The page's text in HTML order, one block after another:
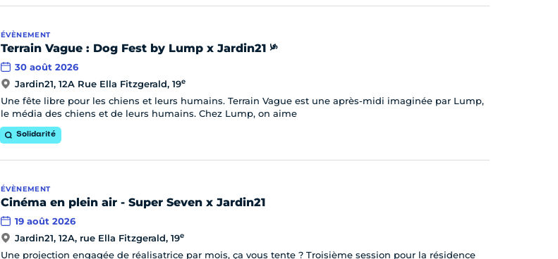
ÉVÈNEMENT
Terrain Vague : Dog Fest by Lump x Jardin21 ༯
30 août 2026
Jardin21, 12A Rue Ella Fitzgerald, 19e
Une fête libre pour les chiens et leurs humains. Terrain Vague est une après-midi imaginée par Lump,
le média des chiens et de leurs humains. Chez Lump, on aime
Solidarité
ÉVÈNEMENT
Cinéma en plein air - Super Seven x Jardin21
19 août 2026
Jardin21, 12A, rue Ella Fitzgerald, 19e
Une projection engagée de réalisatrice par mois, ça vous tente ? Troisième session pour la résidence